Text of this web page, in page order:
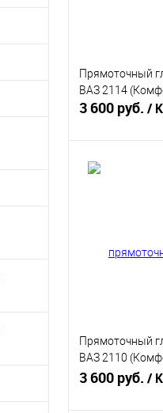
Прямоточный
ВАЗ 2114
3 600 руб. /
Прямоточный
ВАЗ 2110
(ГЛП0015)
3 600 руб. /